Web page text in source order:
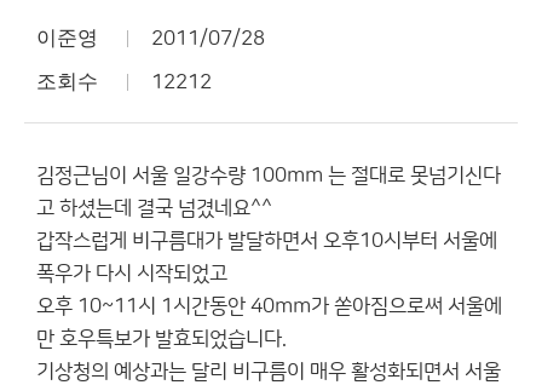
이준영 2011/07/28
조회수 12212
김정근님이 서울 일강수량 100mm 는 절대로 못넘기신다
고 하셨는데 결국 넘겼네요^^
갑작스럽게 비구름대가 발달하면서 오후10시부터 서울에
폭우가 다시 시작되었고
오후 10~11시 1시간동안 40mm가 쏟아짐으로써 서울에
만 호우특보가 발효되었습니다.
기상청의 예상과는 달리 비구름이 매우 활성화되면서 서울